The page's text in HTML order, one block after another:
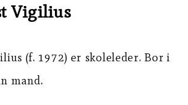
Vigilius
(f. 1972) er skoleleder. Bor i
mand.